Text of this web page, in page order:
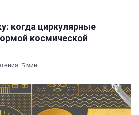
когда циркулярные
космической
5 мин